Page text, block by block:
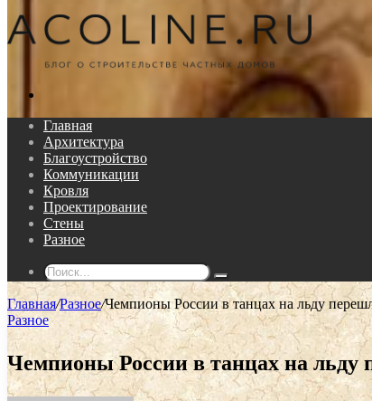
Главная
Архитектура
Благоустройство
Коммуникации
Кровля
Проектирование
Стены
Разное
Поиск...
Главная/Разное/Чемпионы России в танцах на льду
Разное
Чемпионы России в танцах на